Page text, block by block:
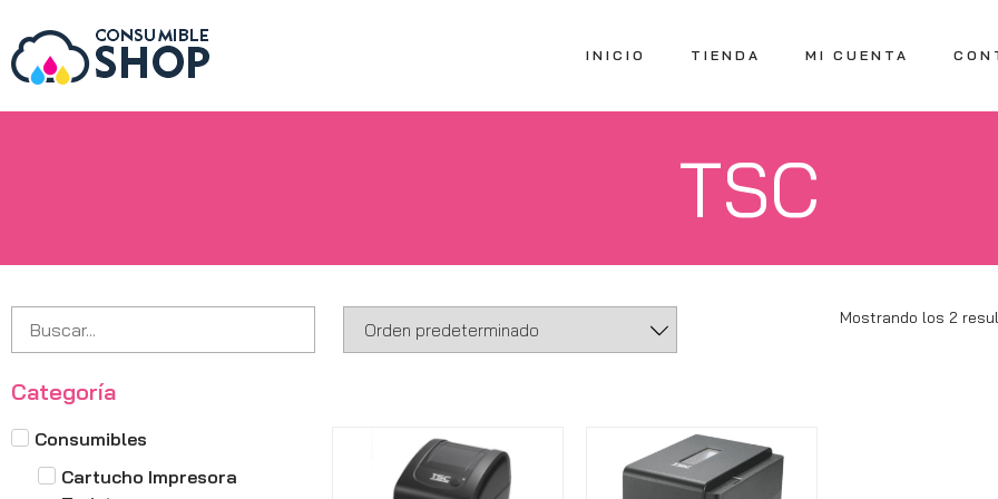
INICIO TIENDA MI CUENTA
TSC
Categoría
Consumibles
Cartucho Impresora
Mostrando los 2